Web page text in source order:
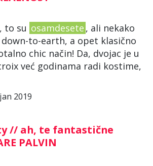
to su osamdesete , ali nekako
to-earth, a opet klasično
chic način! Da, dvojac je u
već godinama radi kostime,
2019
// ah, te fantastične
PALVIN